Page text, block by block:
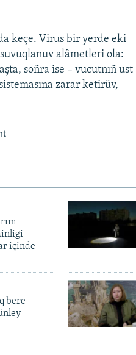
keçe. Virus bir yerde eki
suvuqlanuv alâmetleri ola:
soñra ise – vucutnıñ ust
zarar ketirüv,
içinde
bere